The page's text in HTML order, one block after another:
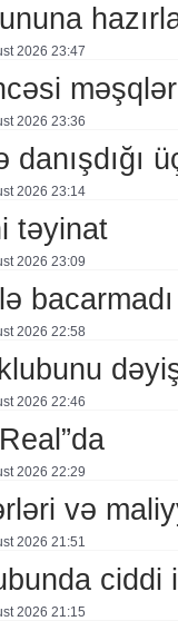
2026 23:47
2026 23:36
danışdığı
2026 23:14
təyinat
2026 23:09
bacarmadı
2026 22:58
2026 22:46
2026 22:29
və
2026 21:51
ciddi
2026 21:15